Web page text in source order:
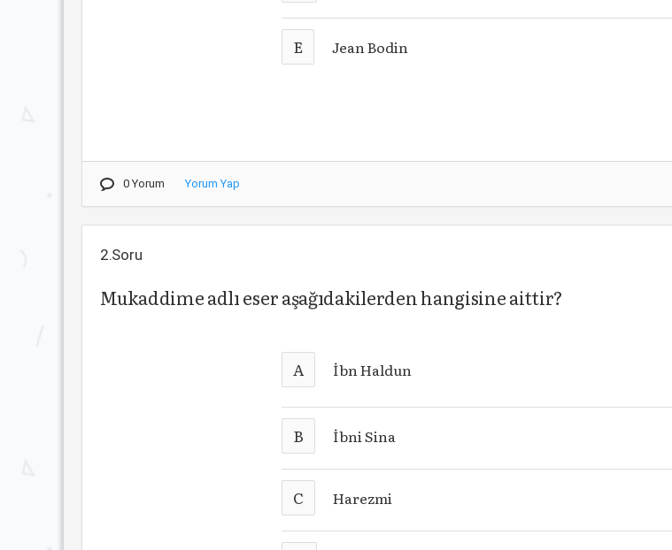
E Jean Bodin
0 Yorum Yorum Yap
2.Soru
Mukaddime adlı eser aşağıdakilerden hangisine aittir?
A İbn Haldun
B İbni Sina
C Harezmi